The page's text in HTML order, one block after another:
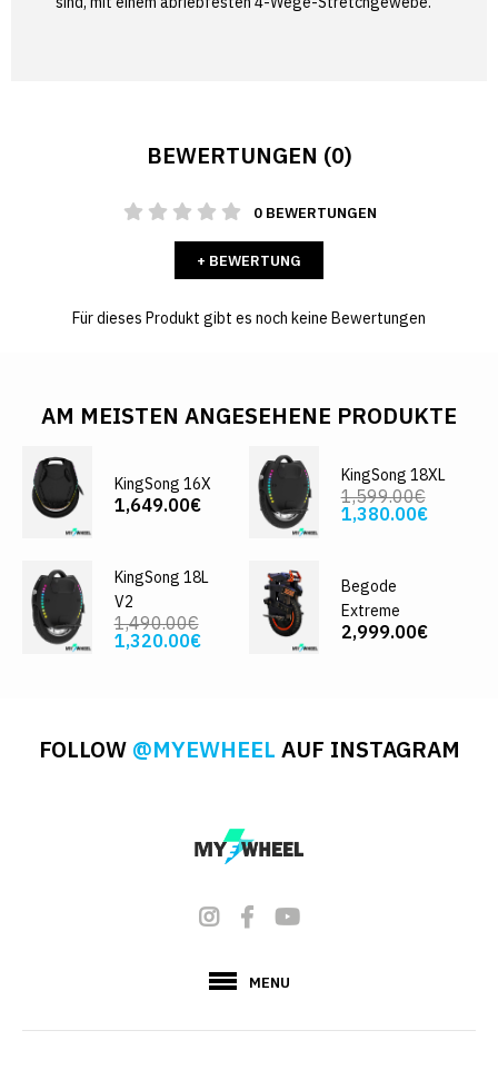
BEWERTUNGEN (0)
0 BEWERTUNGEN
+ BEWERTUNG
Für dieses Produkt gibt es noch keine Bewertungen
AM MEISTEN ANGESEHENE PRODUKTE
KingSong 16X
1,649.00€
KingSong 18XL
1,599.00€
1,380.00€
KingSong 18L
V2
1,490.00€
1,320.00€
Begode
Extreme
2,999.00€
FOLLOW @MYEWHEEL AUF INSTAGRAM
MENU